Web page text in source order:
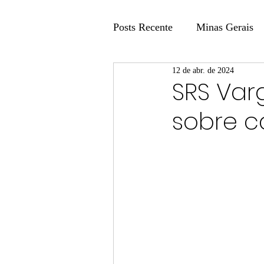
Posts Recente Minas Gerais
Coluna Fatos e Versões
Coluna: Agenda 21
SRS
sobre
12 de abr. de 2024